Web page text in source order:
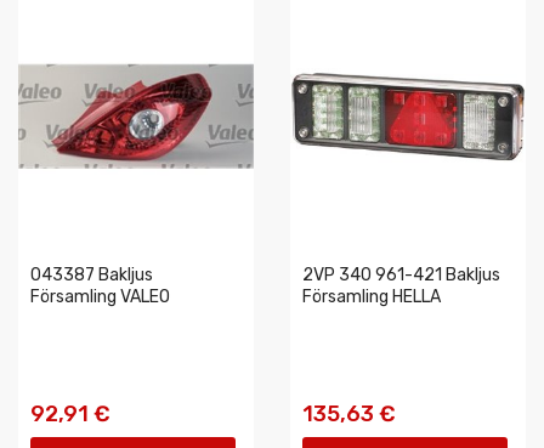
043387 Bakljus
Församling VALEO
92,91 €
2VP 340 961-421 Bakljus
Församling HELLA
135,63 €